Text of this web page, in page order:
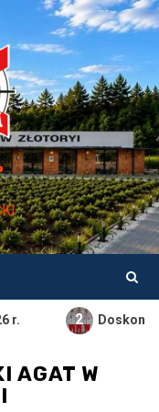
2 Doskonały występ
AGAT W